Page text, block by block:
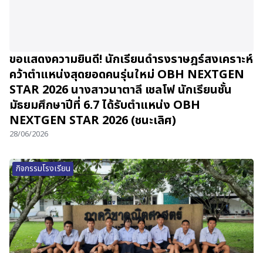
ขอแสดงความยินดี! นักเรียนดำรงราษฎร์สงเคราะห์
คว้าตำแหน่งสุดยอดคนรุ่นใหม่ OBH NEXTGEN
STAR 2026 นางสาวนาตาลี เชลโฟ นักเรียนชั้น
มัธยมศึกษาปีที่ 6.7 ได้รับตำแหน่ง OBH
NEXTGEN STAR 2026 (ชนะเลิศ)
28/06/2026
กิจกรรมโรงเรียน